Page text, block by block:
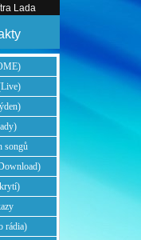
Lada
songů
rádia)